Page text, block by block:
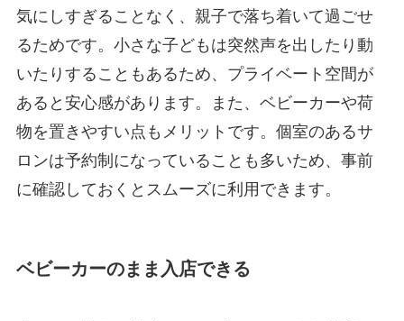
気にしすぎることなく、親子で落ち着いて過ごせ
るためです。小さな子どもは突然声を出したり動
いたりすることもあるため、プライベート空間が
あると安心感があります。また、ベビーカーや荷
物を置きやすい点もメリットです。個室のあるサ
ロンは予約制になっていることも多いため、事前
に確認しておくとスムーズに利用できます。
ベビーカーのまま入店できる